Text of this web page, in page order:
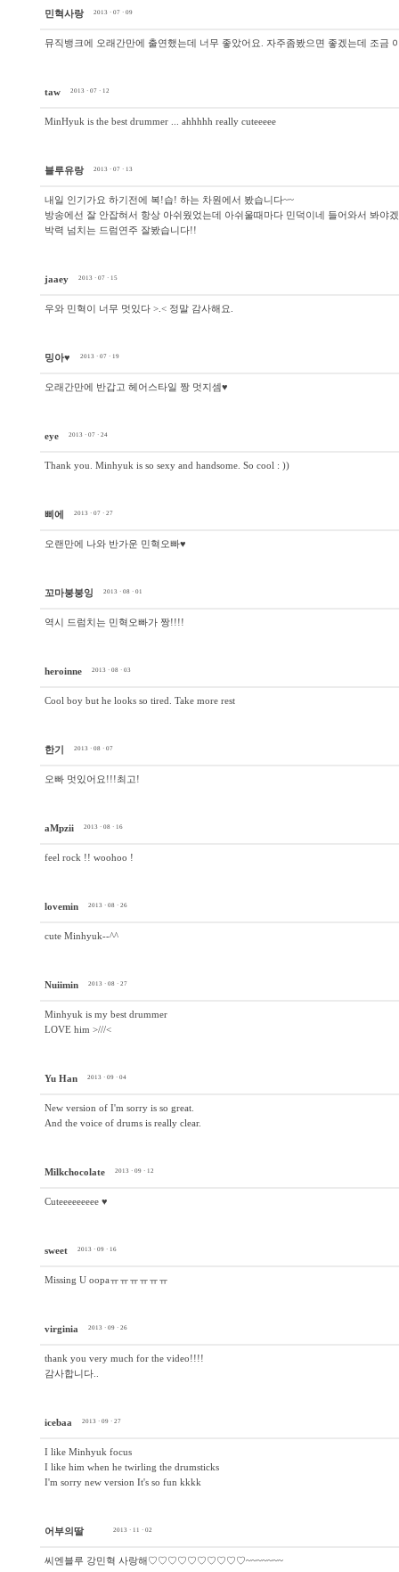
민혁사랑 2013 · 07 · 09
뮤직뱅크에 오래간만에 출연했는데 너무 좋았어요. 자주좀봤으면 좋겠는데 조
taw 2013 · 07 · 12
MinHyuk is the best drummer ... ahhhhh really cuteeeee
블루유랑 2013 · 07 · 13
내일 인기가요 하기전에 복!습! 하는 차원에서 봤습니다~~
방송에선 잘 안잡혀서 항상 아쉬웠었는데 아쉬울때마다 민덕이네 들어와서 봐야
박력 넘치는 드럼연주 잘봤습니다!!
jaaey 2013 · 07 · 15
우와 민혁이 너무 멋있다 >.< 정말 감사해요.
밍아♥ 2013 · 07 · 19
오래간만에 반갑고 헤어스타일 짱 멋지셈♥
eye 2013 · 07 · 24
Thank you. Minhyuk is so sexy and handsome. So cool : ))
삐에 2013 · 07 · 27
오랜만에 나와 반가운 민혁오빠♥
꼬마붕붕잉 2013 · 08 · 01
역시 드럼치는 민혁오빠가 짱!!!!
heroinne 2013 · 08 · 03
Cool boy but he looks so tired. Take more rest
한기 2013 · 08 · 07
오빠 멋있어요!!!최고!
aMpzii 2013 · 08 · 16
feel rock !! woohoo !
lovemin 2013 · 08 · 26
cute Minhyuk--^^
Nuiimin 2013 · 08 · 27
Minhyuk is my best drummer
LOVE him >///<
Yu Han 2013 · 09 · 04
New version of I'm sorry is so great.
And the voice of drums is really clear.
Milkchocolate 2013 · 09 · 12
Cuteeeeeeeee ♥
sweet 2013 · 09 · 16
Missing U oopaㅠㅠㅠㅠㅠㅠ
virginia 2013 · 09 · 26
thank you very much for the video!!!!
감사합니다..
icebaa 2013 · 09 · 27
I like Minhyuk focus
I like him when he twirling the drumsticks
I'm sorry new version It's so fun kkkk
어부의딸 2013 · 11 · 02
씨엔블루 강민혁 사랑해♡♡♡♡♡♡♡♡♡♡~~~~~~~